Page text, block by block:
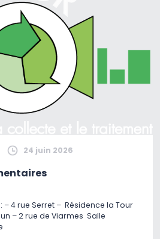
24 juin 2026
4 rue Serret – Résidence la Tour
– 2 rue de Viarmes Salle